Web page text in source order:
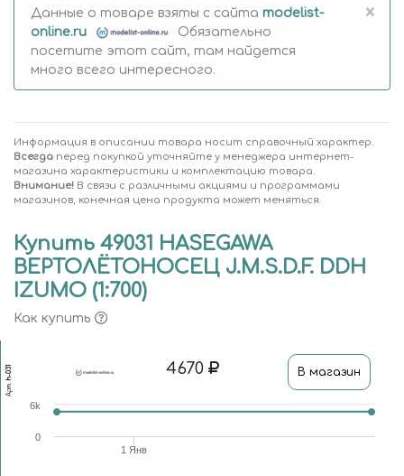
Данные о товаре взяты с сайта modelist-
online.ru
Обязательно
посетите этот сайт, там найдется
много всего интересного.
×
Информация в описании товара носит справочный характер.
Всегда перед покупкой уточняйте у менеджера интернет-
магазина характеристики и комплектацию товара.
Внимание! В связи с различными акциями и программами
магазинов, конечная цена продукта может меняться.
Купить 49031 HASEGAWA
ВЕРТОЛЁТОНОСЕЦ J.M.S.D.F. DDH
IZUMO (1:700)
Как купить
Арт.
h-031 4670 В магазин
1 Янв
0
6k